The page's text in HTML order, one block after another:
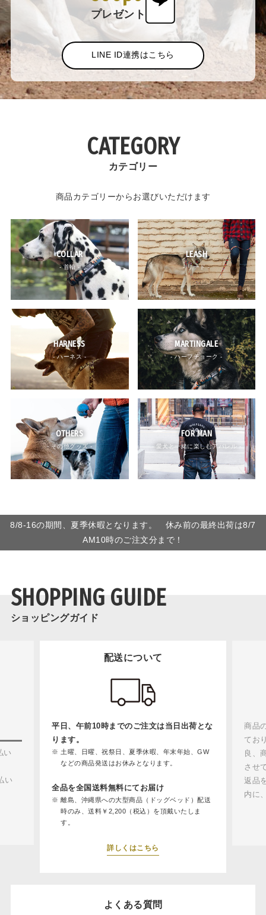
プレゼント
LINE ID連携はこちら
CATEGORY
カテゴリー
商品カテゴリーからお選びいただけます
COLLAR
- 首輪 -
LEASH
- リード -
HARNESS
- ハーネス -
MARTINGALE
- ハーフチョーク -
OTHERS
- その他グッズ -
FOR MAN
- 愛犬と一緒に楽しむアパレル -
8/8-16の期間、夏季休暇となります。 休み前の最終出荷は8/7
AM10時のご注文分まで！
SHOPPING GUIDE
ショッピングガイド
い
い
配送について
平日、午前10時までのご注文は当日出荷とな
ります。
土曜、日曜、祝祭日、夏季休暇、年末年始、GW
などの商品発送はお休みとなります。
全品を全国送料無料にてお届け
離島、沖縄県への大型商品（ドッグベッド）配送
時のみ、送料￥2,200（税込）を頂戴いたしま
す。
詳しくはこちら
商品
てお
良、
させ
返品
内に
よくある質問